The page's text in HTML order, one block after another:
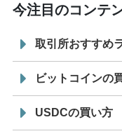
今注目のコンテ
取引所おすすめ
ビットコインの
USDCの買い方